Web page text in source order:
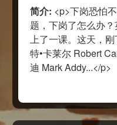
简介: <p>下岗恐怕
题，下岗了怎么办
上了一课。这天，
特•卡莱尔 Robert
迪 Mark Addy...</p>